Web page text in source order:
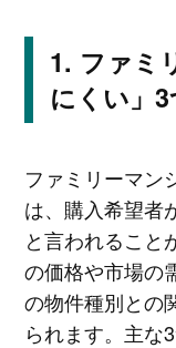
ファミ
にくい」
ファミリーマン
は、購入希望者
と言われること
の価格や市場の
の物件種別との
られます。主な